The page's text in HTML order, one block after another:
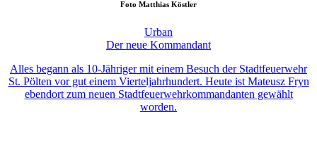
Foto Matthias Köstler
Urban
Der neue Kommandant
Alles begann als 10-Jähriger mit einem Besuch der Stadtfeuerwehr
St. Pölten vor gut einem Vierteljahrhundert. Heute ist Mateusz Fryn
ebendort zum neuen Stadtfeuerwehrkommandanten gewählt
worden.